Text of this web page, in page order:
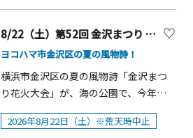
楽しさ満載で、オープンエアのストリ
ートは寒さ知らずの賑いづくしで
のプレゼントキャンペーンの告知
も？？ イルミネーションのもとクリス
マスムード満載の元町ショッピングス
トリートは賑わいづくしです！！■点
灯式日程：2025年11月１日（土） 16：
市イギリス館、山手111番館）、旧山手
68番館 開催館と【テーマ国】【装飾
者】 外交官の家&nbsp;
【テーマ国】ノルウェー王国
&nbsp;&nbsp; 【装飾者】井上 勢
津（株式会社ノルディックカルチャー
ジャパン） ブラフ18番館
&nbsp;&nbsp;&nbsp;&nbsp;【テーマ
とテーブルウェアで彩るイベントで
す。24回目を迎える今年は、2023年に
続き日本の伝統文化である「いけば
な」による装飾の第二弾。世界で活躍
&times;洋の空間美をお楽しみいただき
8/22（土）第52回 金沢まつり 花火大会
ヨコハマ市金沢区の夏の風物詩！
横浜市金沢区の夏の風物詩「金沢まつ
り花火大会」が、海の公園で、今年も
開催されます。第52回 金沢まつり花火
大会 概要&nbsp;■開催日 ：2026 年 8
2026年8月22日（土）※荒天時中止